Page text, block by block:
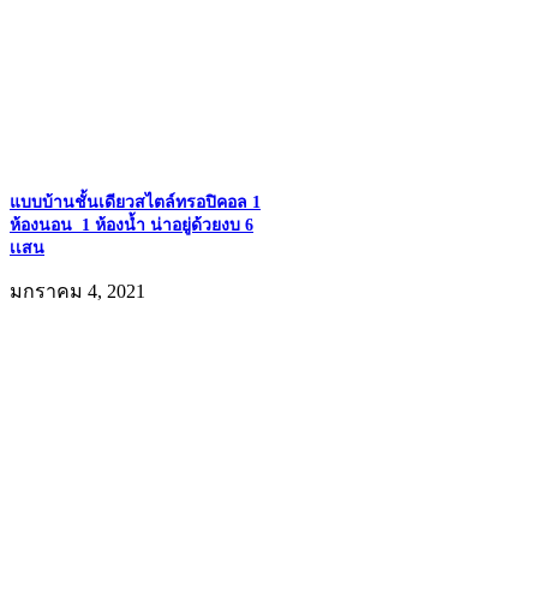
แบบบ้านชั้นเดียวสไตล์ทรอปิคอล 1
ห้องนอน 1 ห้องน้ำ น่าอยู่ด้วยงบ 6
เเสน
มกราคม 4, 2021